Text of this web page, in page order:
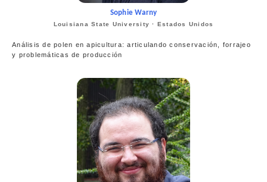
Sophie Warny
Louisiana State University · Estados Unidos
Análisis de polen en apicultura: articulando conservación, forrajeo
y problemáticas de producción